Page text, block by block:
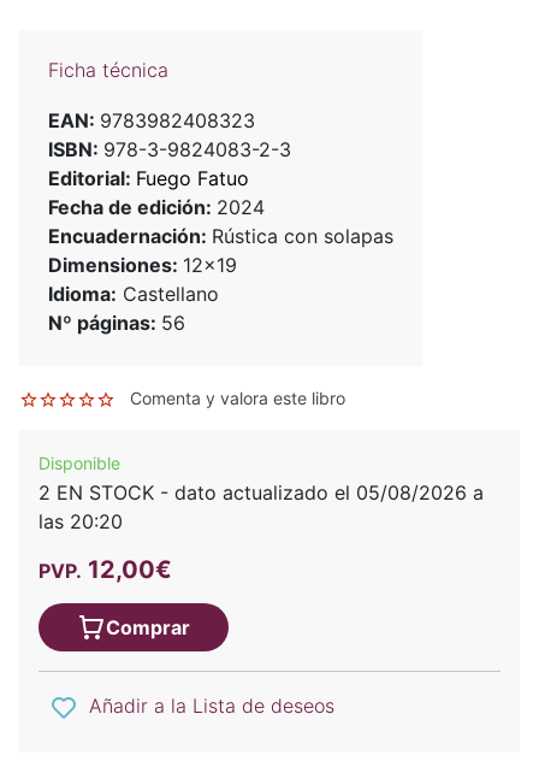
Ficha técnica
EAN: 9783982408323
ISBN: 978-3-9824083-2-3
Editorial: Fuego Fatuo
Fecha de edición: 2024
Encuadernación: Rústica con solapas
Dimensiones: 12x19
Idioma: Castellano
Nº páginas: 56
Comenta y valora este libro
Disponible
2 EN STOCK - dato actualizado el 05/08/2026 a
las 20:20
PVP. 12,00€
Comprar
Añadir a la Lista de deseos